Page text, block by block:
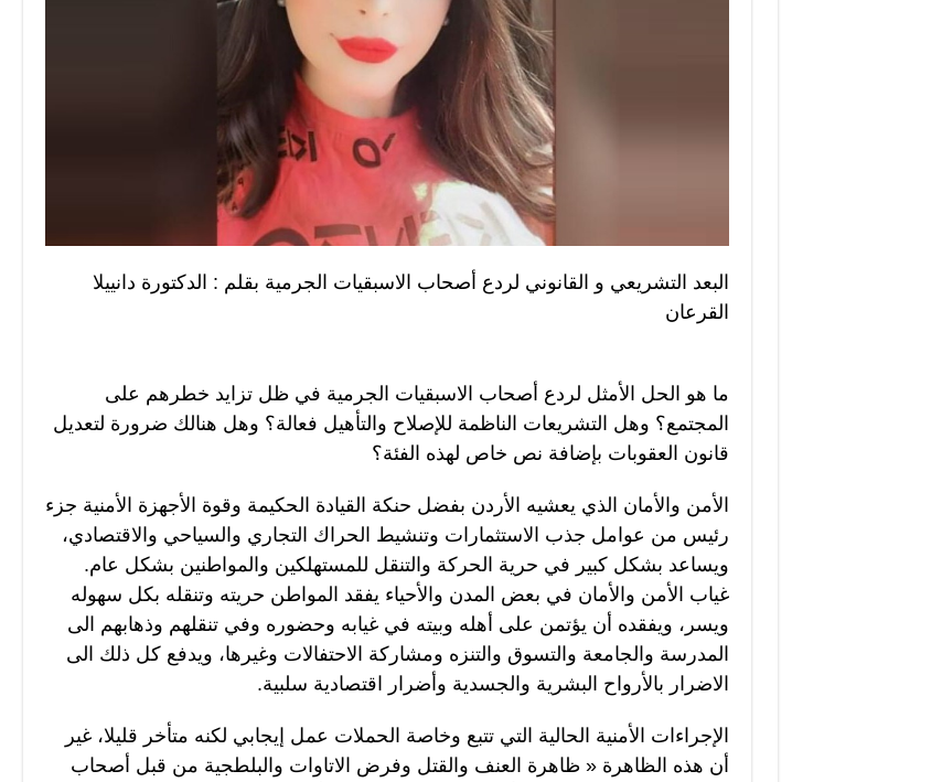
البعد التشريعي و القانوني لردع أصحاب الاسبقيات الجرمية بقلم : الدكتورة دانييلا
القرعان
ما هو الحل الأمثل لردع أصحاب الاسبقيات الجرمية في ظل تزايد خطرهم على
المجتمع؟ وهل التشريعات الناظمة للإصلاح والتأهيل فعالة؟ وهل هنالك ضرورة لتعديل
قانون العقوبات بإضافة نص خاص لهذه الفئة؟
الأمن والأمان الذي يعشيه الأردن بفضل حنكة القيادة الحكيمة وقوة الأجهزة الأمنية جزء
رئيس من عوامل جذب الاستثمارات وتنشيط الحراك التجاري والسياحي والاقتصادي،
ويساعد بشكل كبير في حرية الحركة والتنقل للمستهلكين والمواطنين بشكل عام.
غياب الأمن والأمان في بعض المدن والأحياء يفقد المواطن حريته وتنقله بكل سهوله
ويسر، ويفقده أن يؤتمن على أهله وبيته في غيابه وحضوره وفي تنقلهم وذهابهم الى
المدرسة والجامعة والتسوق والتنزه ومشاركة الاحتفالات وغيرها، ويدفع كل ذلك الى
الاضرار بالأرواح البشرية والجسدية وأضرار اقتصادية سلبية.
الإجراءات الأمنية الحالية التي تتبع وخاصة الحملات عمل إيجابي لكنه متأخر قليلا، غير
أن هذه الظاهرة « ظاهرة العنف والقتل وفرض الاتاوات والبلطجية من قبل أصحاب